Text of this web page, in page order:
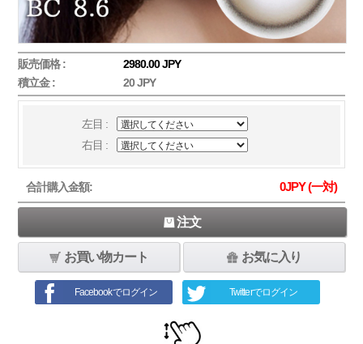
販売価格 :
2980.00 JPY
積立金 :
20 JPY
左目 :
右目 :
合計購入金額: 0JPY (一対)
注文
お買い物カート お気に入り
Facebookでログイン Twitterでログイン